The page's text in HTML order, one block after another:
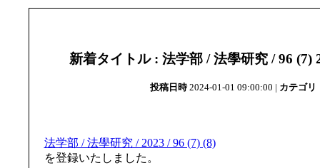
新着タイトル : 法学部 / 法學研究 / 96 (7)
投稿日時2024-01-01 09:00:00 | カテゴリ
法学部 / 法學研究 / 2023 / 96 (7) (8)
を登録いたしました。